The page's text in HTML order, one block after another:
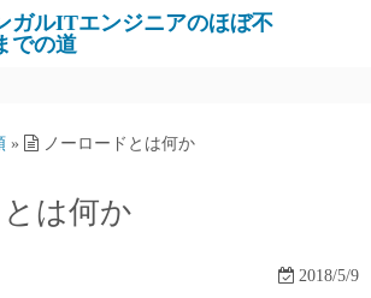
ガルITエンジニアのほぼ不
での道
» ノーロードとは何か
は何か
2018/5/9